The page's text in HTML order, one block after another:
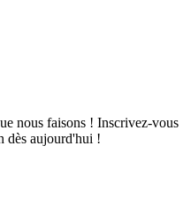
nous faisons ! Inscrivez-vous
dès aujourd'hui !